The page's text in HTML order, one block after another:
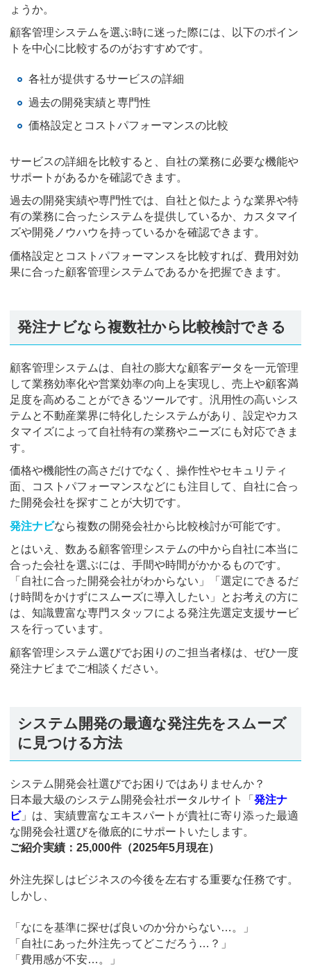
ょうか。
顧客管理システムを選ぶ時に迷った際には、以下のポイン
トを中心に比較するのがおすすめです。
各社が提供するサービスの詳細
過去の開発実績と専門性
価格設定とコストパフォーマンスの比較
サービスの詳細を比較すると、自社の業務に必要な機能や
サポートがあるかを確認できます。
過去の開発実績や専門性では、自社と似たような業界や特
有の業務に合ったシステムを提供しているか、カスタマイ
ズや開発ノウハウを持っているかを確認できます。
価格設定とコストパフォーマンスを比較すれば、費用対効
果に合った顧客管理システムであるかを把握できます。
発注ナビなら複数社から比較検討できる
顧客管理システムは、自社の膨大な顧客データを一元管理
して業務効率化や営業効率の向上を実現し、売上や顧客満
足度を高めることができるツールです。汎用性の高いシス
テムと不動産業界に特化したシステムがあり、設定やカス
タマイズによって自社特有の業務やニーズにも対応できま
す。
価格や機能性の高さだけでなく、操作性やセキュリティ
面、コストパフォーマンスなどにも注目して、自社に合っ
た開発会社を探すことが大切です。
発注ナビなら複数の開発会社から比較検討が可能です。
とはいえ、数ある顧客管理システムの中から自社に本当に
合った会社を選ぶには、手間や時間がかかるものです。
「自社に合った開発会社がわからない」「選定にできるだ
け時間をかけずにスムーズに導入したい」とお考えの方に
は、知識豊富な専門スタッフによる発注先選定支援サービ
スを行っています。
顧客管理システム選びでお困りのご担当者様は、ぜひ一度
発注ナビまでご相談ください。
システム開発の最適な発注先をスムーズ
に見つける方法
システム開発会社選びでお困りではありませんか？
日本最大級のシステム開発会社ポータルサイト「 発注ナ
ビ」は、実績豊富なエキスパートが貴社に寄り添った最適
な開発会社選びを徹底的にサポートいたします。
ご紹介実績：25,000件（2025年5月現在）
外注先探しはビジネスの今後を左右する重要な任務です。
しかし、
「なにを基準に探せば良いのか分からない…。」
「自社にあった外注先ってどこだろう…？」
「費用感が不安…。」